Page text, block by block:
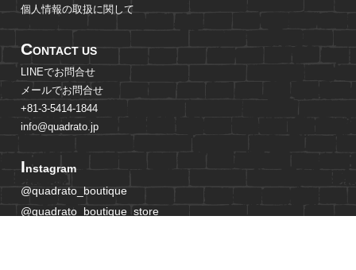
個人情報の取扱に関して
CONTACT US
LINEでお問合せ
メールでお問合せ
+81-3-5414-1844
info@quadrato.jp
Instagram
@quadrato_boutique
@quadrato_boutique_store